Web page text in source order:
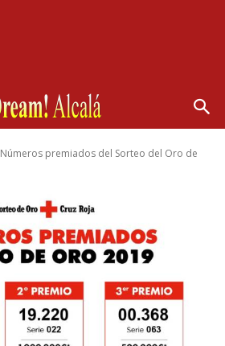
Números premiados del Sorteo del Oro de